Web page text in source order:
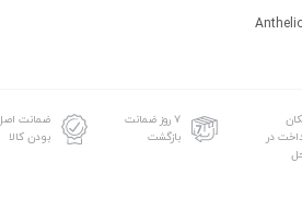
در
۷ روز ضمانت
بازگشت
ضمانت
بودن کالا